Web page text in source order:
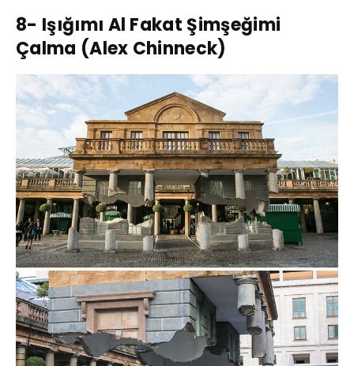
8- Işığımı Al Fakat Şimşeğimi
Çalma (Alex Chinneck)